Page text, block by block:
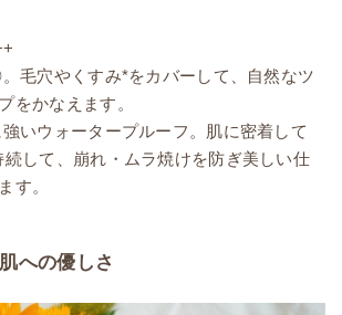
毛穴やくすみ*をカバーして、自然なツ
をかなえます。
いウォータープルーフ。肌に密着して
して、崩れ・ムラ焼けを防ぎ美しい仕
す。
への優しさ